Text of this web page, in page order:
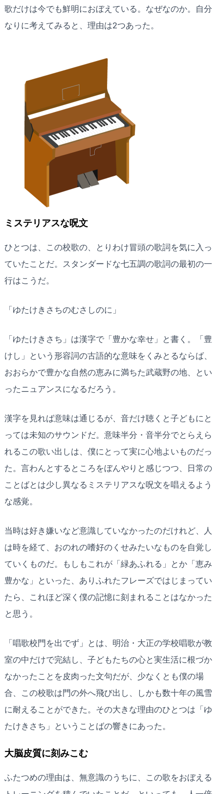
歌だけは今でも鮮明におぼえている。なぜなのか。自分
なりに考えてみると、理由は2つあった。
ミステリアスな呪文
ひとつは、この校歌の、とりわけ冒頭の歌詞を気に入っ
ていたことだ。スタンダードな七五調の歌詞の最初の一
行はこうだ。
「ゆたけきさちのむさしのに」
「ゆたけきさち」は漢字で「豊かな幸せ」と書く。「豊
けし」という形容詞の古語的な意味をくみとるならば、
おおらかで豊かな自然の恵みに満ちた武蔵野の地、とい
ったニュアンスになるだろう。
漢字を見れば意味は通じるが、音だけ聴くと子どもにと
っては未知のサウンドだ。意味半分・音半分でとらえら
れるこの歌い出しは、僕にとって実に心地よいものだっ
た。言わんとするところをぼんやりと感じつつ、日常の
ことばとは少し異なるミステリアスな呪文を唱えるよう
な感覚。
当時は好き嫌いなど意識していなかったのだけれど、人
は時を経て、おのれの嗜好のくせみたいなものを自覚し
ていくものだ。もしもこれが「緑あふれる」とか「恵み
豊かな」といった、ありふれたフレーズではじまってい
たら、これほど深く僕の記憶に刻まれることはなかった
と思う。
「唱歌校門を出でず」とは、明治・大正の学校唱歌が教
室の中だけで完結し、子どもたちの心と実生活に根づか
なかったことを皮肉った文句だが、少なくとも僕の場
合、この校歌は門の外へ飛び出し、しかも数十年の風雪
に耐えることができた。その大きな理由のひとつは「ゆ
たけきさち」ということばの響きにあった。
大脳皮質に刻みこむ
ふたつめの理由は、無意識のうちに、この歌をおぼえる